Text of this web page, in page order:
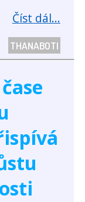
Číst dál...
THANABOTI